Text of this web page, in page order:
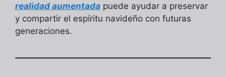
realidad aumentada puede ayudar a preservar
y compartir el espíritu navideño con futuras
generaciones.